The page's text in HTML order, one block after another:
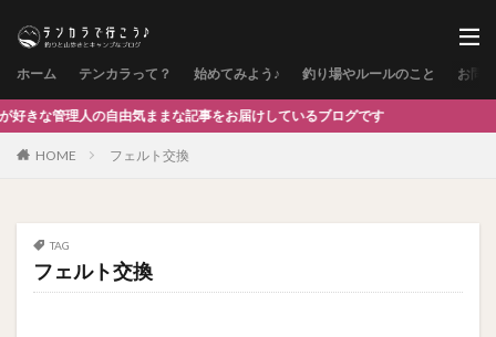
ホーム テンカラって？ 始めてみよう♪ 釣り場やルールのこと お問
由気ままな記事をお届けしているブログです
HOME フェルト交換
TAG
フェルト交換